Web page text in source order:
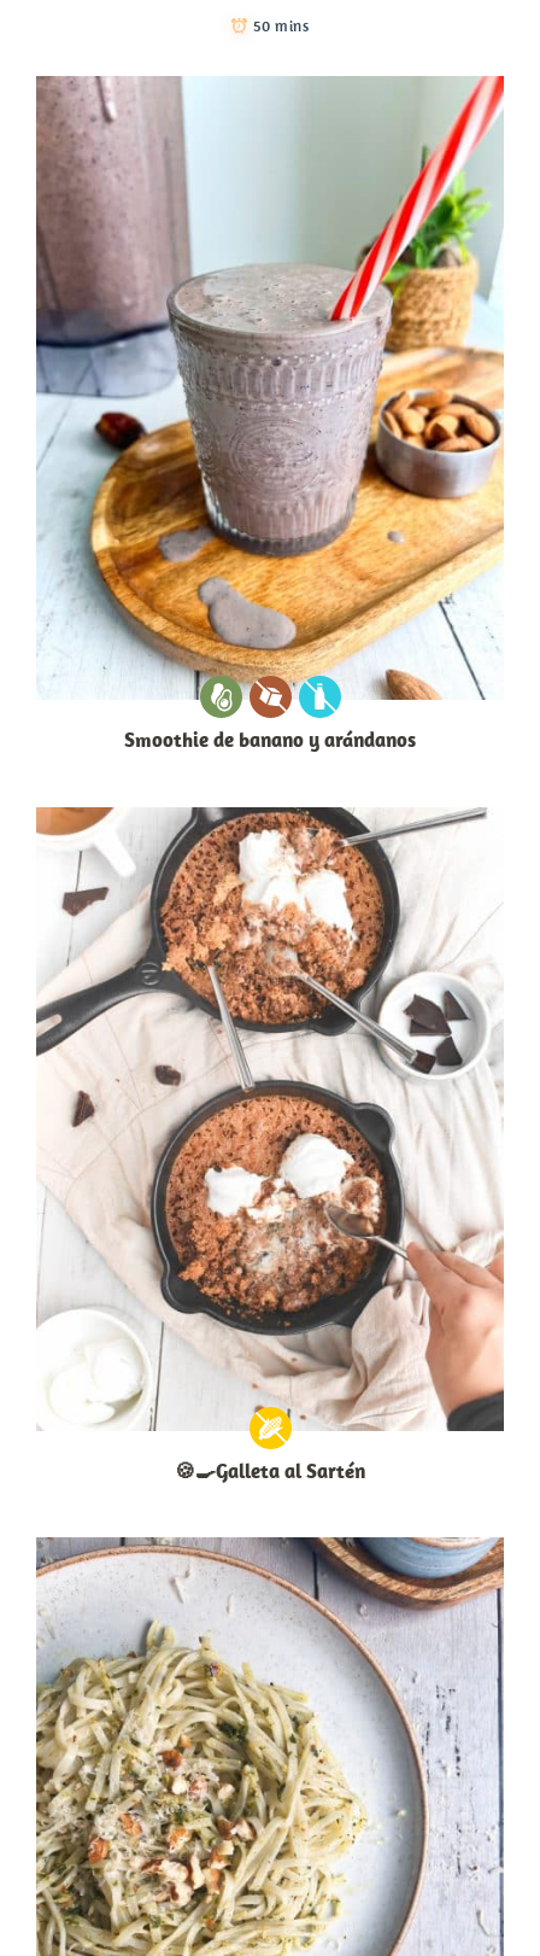
50 mins
Smoothie de banano y arándanos
🍪🍳Galleta al Sartén